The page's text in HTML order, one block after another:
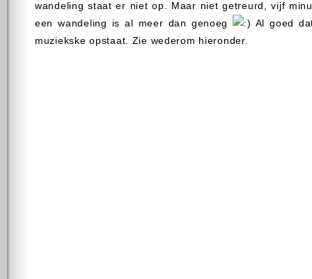
wandeling staat er niet op. Maar niet getreurd, vijf
een wandeling is al meer dan genoeg
Al goed
muziekske opstaat. Zie wederom hieronder.